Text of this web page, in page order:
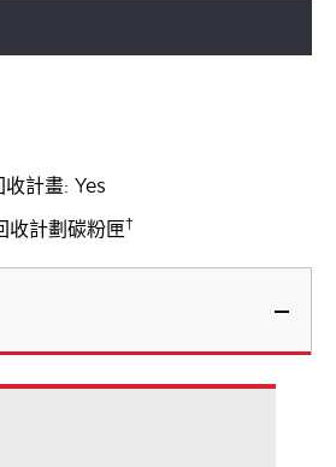
計畫: Yes
收計劃碳粉匣†